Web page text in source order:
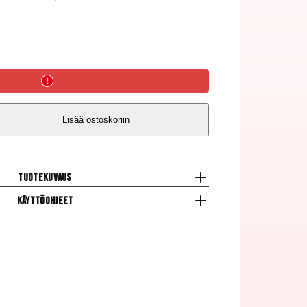
Lisää ostoskoriin
Tuotekuvaus
Käyttöohjeet